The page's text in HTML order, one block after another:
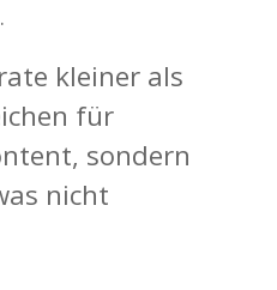
kleiner als
für
sondern
nicht